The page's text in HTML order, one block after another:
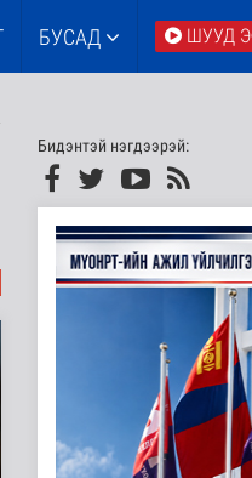
БУСАД ШУУД
Бидэнтэй нэгдээрэй: